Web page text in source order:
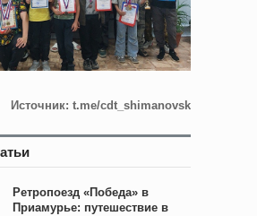
Источник: t.me/cdt_shimanovsk
Ретропоезд «Победа» в
Приамурье: путешествие в